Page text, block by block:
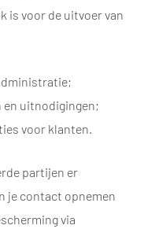
is voor de uitvoer van
en uitnodigingen;
voor klanten.
partijen er
je contact opnemen
via